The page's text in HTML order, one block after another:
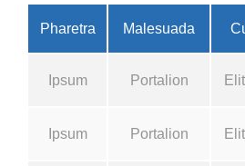
Pharetra Malesuada
Ipsum Portalion
Ipsum Portalion